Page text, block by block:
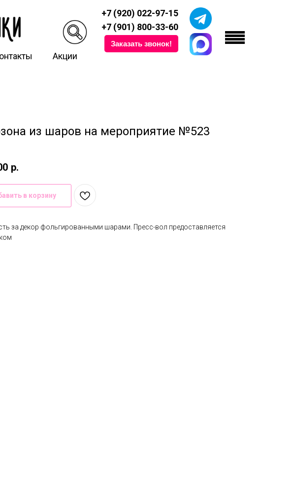
+7 (901) 800-33-60
+7 (920) 022-97-15
Заказать звонок!
Акции
из шаров на мероприятие №523
р.
в корзину
за декор фольгированными шарами. Пресс-вол предоставляется